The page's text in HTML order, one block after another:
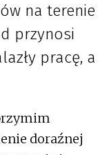
na terenie
przynosi
pracę, a
doraźnej